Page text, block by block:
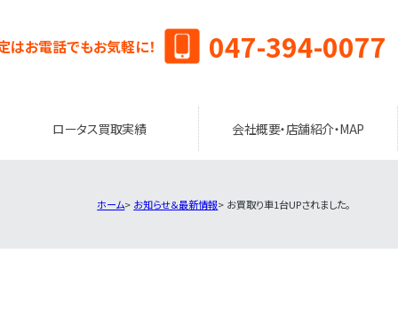
はお電話でもお気軽に！ 047-394-0077
ロータス買取実績 会社概要・店舗紹介・MAP
ホーム お知らせ＆最新情報 お買取り車1台UPされました。